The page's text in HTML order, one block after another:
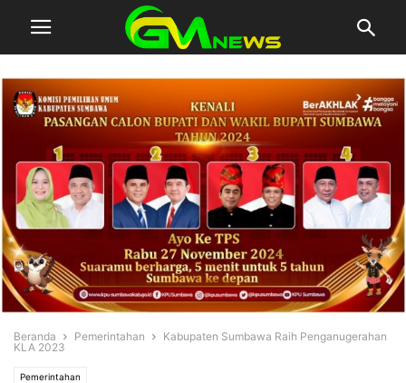
Beranda Pemerintahan
Kabupaten Sumbawa Raih Penganugerahan
KLA 2023
Pemerintahan